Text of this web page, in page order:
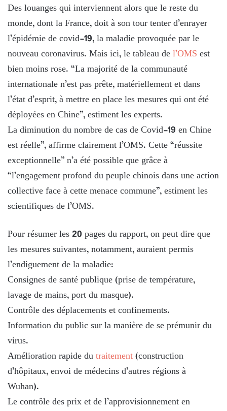
Des louanges qui interviennent alors que le reste du
monde, dont la France, doit à son tour tenter d’enrayer
l’épidémie de covid-19, la maladie provoquée par le
nouveau coronavirus. Mais ici, le tableau del’OMS est
bien moins rose. “La majorité de la communauté
internationale n’est pas prête, matériellement et dans
l’état d’esprit, à mettre en place les mesures qui ont été
déployées en Chine”, estiment les experts.
La diminution du nombre de cas de Covid-19 en Chine
est réelle”, affirme clairement l’OMS. Cette “réussite
exceptionnelle” n’a été possible que grâce à
“l’engagement profond du peuple chinois dans une action
collective face à cette menace commune”, estiment les
scientifiques de l’OMS.
Pour résumer les 20 pages du rapport, on peut dire que
les mesures suivantes, notamment, auraient permis
l’endiguement de la maladie:
Consignes de santé publique (prise de température,
lavage de mains, port du masque).
Contrôle des déplacements et confinements.
Information du public sur la manière de se prémunir du
virus.
Amélioration rapide dutraitement(construction
d’hôpitaux, envoi de médecins d’autres régions à
Wuhan).
Le contrôle des prix et de l’approvisionnement en